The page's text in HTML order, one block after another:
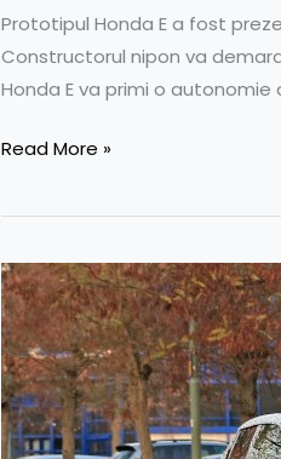
Prototipul Honda E a fost
Constructorul nipon va
Honda E va primi o
Read More »
Honda
electrică
va
fi
prezentată
la